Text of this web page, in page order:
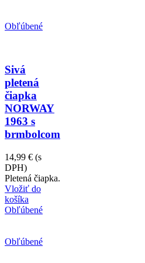
Obľúbené
Sivá
pletená
čiapka
NORWAY
1963 s
brmbolcom
14,99 € (s
DPH)
Pletená čiapka.
Vložiť do
košíka
Obľúbené
Obľúbené